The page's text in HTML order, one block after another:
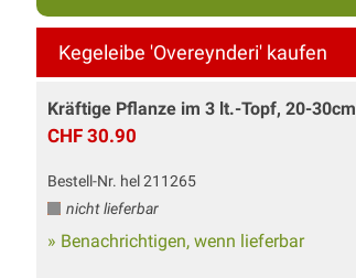
Kegeleibe 'Overeynderi' kaufen
Kräftige Pflanze im 3 lt.-Topf, 20-30cm
CHF 30.90
Bestell-Nr. hel 211265
nicht lieferbar
» Benachrichtigen, wenn lieferbar